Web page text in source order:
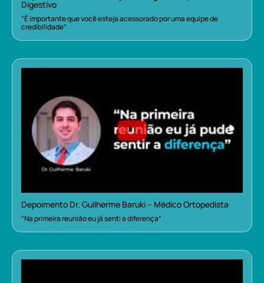
Digestivo
“É importante que você esteja acessorado por uma equipe de
credibilidade”
Depoimento Dr. Guilherme Baruki – Médico Ortopedista
“Na primeira reunião eu já senti a diferença”